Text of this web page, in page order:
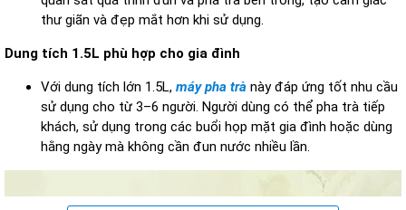
thư giãn và đẹp mắt hơn khi sử dụng.
Dung tích 1.5L phù hợp cho gia đình
Với dung tích lớn 1.5L, máy pha trà này đáp ứng tốt nhu cầu
sử dụng cho từ 3–6 người. Người dùng có thể pha trà tiếp
khách, sử dụng trong các buổi họp mặt gia đình hoặc dùng
hằng ngày mà không cần đun nước nhiều lần.